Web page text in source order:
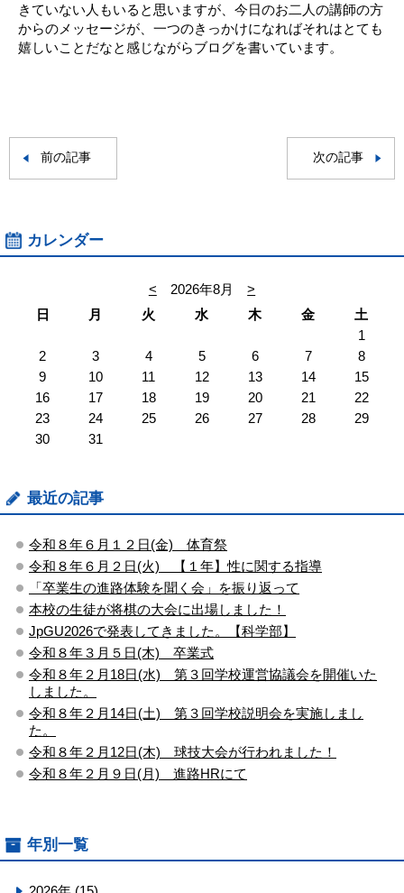
きていない人もいると思いますが、今日のお二人の講師の方
からのメッセージが、一つのきっかけになればそれはとても
嬉しいことだなと感じながらブログを書いています。
前の記事 次の記事
カレンダー
< 2026年8月
>
日
月 火 水 木 金
土
1
2
3 4 5 6 7
8
9
10 11 12 13 14
15
16
17 18 19 20 21
22
23
24 25 26 27 28
29
30
31
最近の記事
令和８年６月１２日(金) 体育祭
令和８年６月２日(火) 【１年】性に関する指導
「卒業生の進路体験を聞く会」を振り返って
本校の生徒が将棋の大会に出場しました！
JpGU2026で発表してきました。【科学部】
令和８年３月５日(木) 卒業式
令和８年２月18日(水) 第３回学校運営協議会を開催いた
しました。
令和８年２月14日(土) 第３回学校説明会を実施しまし
た。
令和８年２月12日(木) 球技大会が行われました！
令和８年２月９日(月) 進路HRにて
年別一覧